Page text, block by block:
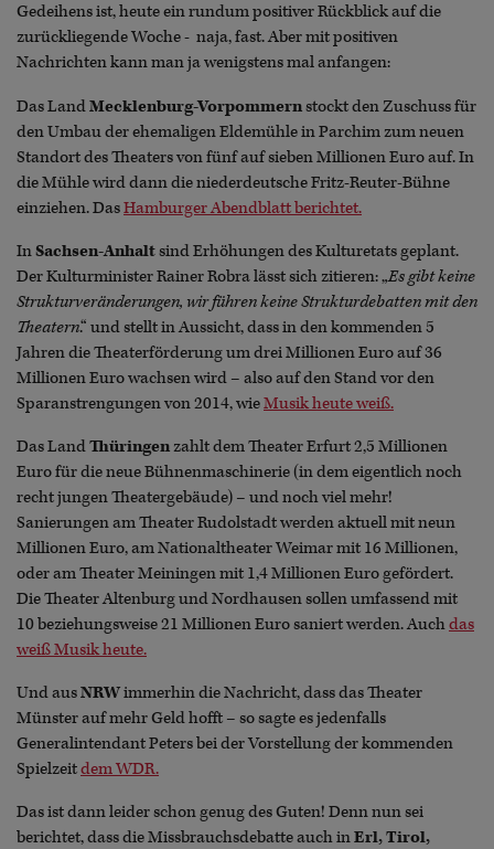
Gedeihens ist, heute ein rundum positiver Rückblick auf die
zurückliegende Woche - naja, fast. Aber mit positiven
Nachrichten kann man ja wenigstens mal anfangen:
Das LandMecklenburg-Vorpommernstockt den Zuschuss für
den Umbau der ehemaligen Eldemühle in Parchim zum neuen
Standort des Theaters von fünf auf sieben Millionen Euro auf. In
die Mühle wird dann die niederdeutsche Fritz-Reuter-Bühne
einziehen. DasHamburger Abendblatt berichtet.
InSachsen-Anhaltsind Erhöhungen des Kulturetats geplant.
Der Kulturminister Rainer Robra lässt sich zitieren: „Es gibt keine
Strukturveränderungen, wir führen keine Strukturdebatten mit den
Theatern.“ und stellt in Aussicht, dass in den kommenden 5
Jahren die Theaterförderung um drei Millionen Euro auf 36
Millionen Euro wachsen wird – also auf den Stand vor den
Sparanstrengungen von 2014, wieMusik heute weiß.
Das LandThüringenzahlt dem Theater Erfurt 2,5 Millionen
Euro für die neue Bühnenmaschinerie (in dem eigentlich noch
recht jungen Theatergebäude) – und noch viel mehr!
Sanierungen am Theater Rudolstadt werden aktuell mit neun
Millionen Euro, am Nationaltheater Weimar mit 16 Millionen,
oder am Theater Meiningen mit 1,4 Millionen Euro gefördert.
Die Theater Altenburg und Nordhausen sollen umfassend mit
10 beziehungsweise 21 Millionen Euro saniert werden. Auchdas
weiß Musik heute.
Und ausNRWimmerhin die Nachricht, dass das Theater
Münster auf mehr Geld hofft – so sagte es jedenfalls
Generalintendant Peters bei der Vorstellung der kommenden
Spielzeitdem WDR.
Das ist dann leider schon genug des Guten! Denn nun sei
berichtet, dass die Missbrauchsdebatte auch inErl, Tirol,